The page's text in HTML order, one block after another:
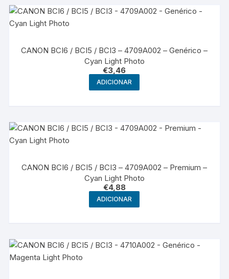
CANON BCI6 / BCI5 / BCI3 – 4709A002 – Genérico –
Cyan Light Photo
€3,46
ADICIONAR
CANON BCI6 / BCI5 / BCI3 – 4709A002 – Premium –
Cyan Light Photo
€4,88
ADICIONAR